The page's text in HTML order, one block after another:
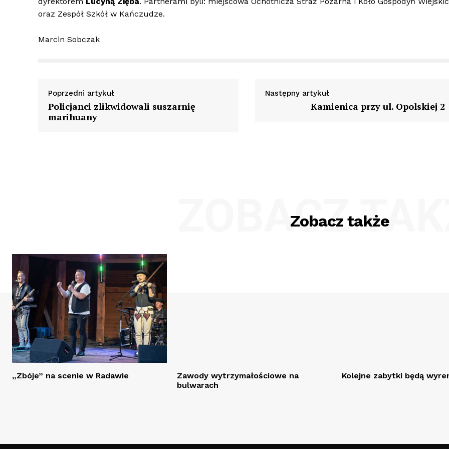
oraz Zespół Szkół w Kańczudze.
Marcin Sobczak
Poprzedni artykuł
Policjanci zlikwidowali suszarnię
marihuany
Następny artykuł
Kamienica przy ul. Opolskiej 2
Zobacz także
ZOBACZ
„Zbóje” na scenie w Radawie
Zawody wytrzymałościowe na
bulwarach
Kolejne zabytki będą